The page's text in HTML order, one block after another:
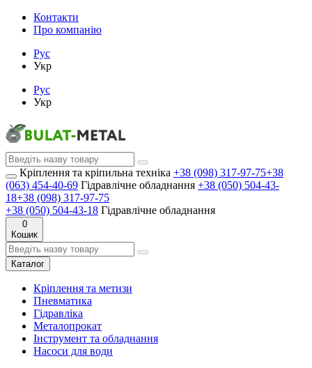
Контакти
Про компанію
Рус
Укр
Рус
Укр
Кріплення та кріпильна техніка +38 (098) 317-97-75+38
(063) 454-40-69 Гідравлічне обладнання +38 (050) 504-43-
18+38 (098) 317-97-75
+38 (050) 504-43-18 Гідравлічне обладнання
0
Кошик
Каталог
Кріплення та метизи
Пневматика
Гідравліка
Металопрокат
Інструмент та обладнання
Насоси для води